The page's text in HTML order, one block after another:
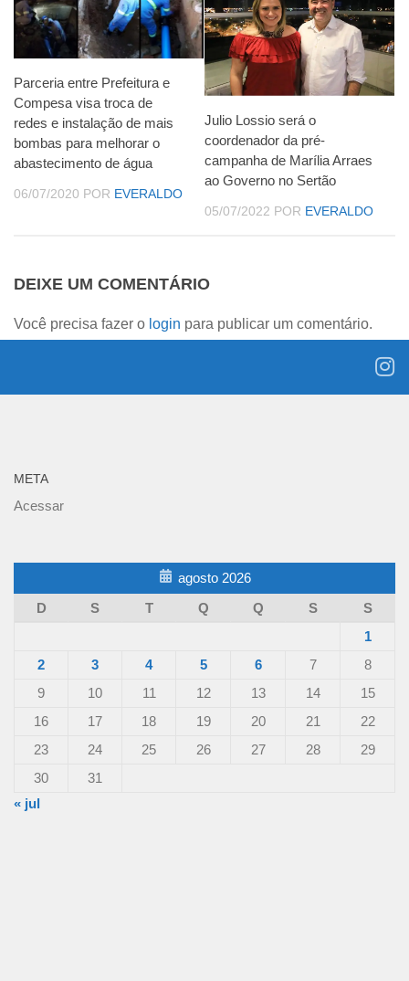
Parceria entre Prefeitura e
Compesa visa troca de
redes e instalação de mais
bombas para melhorar o
abastecimento de água
06/07/2020 POR EVERALDO
Julio Lossio será o
coordenador da pré-
campanha de Marília Arraes
ao Governo no Sertão
05/07/2022 POR EVERALDO
DEIXE UM COMENTÁRIO
Você precisa fazer o login para publicar um comentário.
META
Acessar
agosto 2026
D
S T Q Q S
S
1
2
3 4 5 6 7
8
9
10 11 12 13 14
15
16
17 18 19 20 21
22
23
24 25 26 27 28
29
30
31
« jul